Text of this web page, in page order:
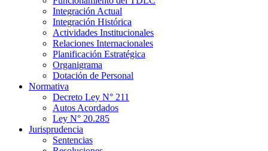
Integración Actual
Integración Histórica
Actividades Institucionales
Relaciones Internacionales
Planificación Estratégica
Organigrama
Dotación de Personal
Normativa
Decreto Ley N° 211
Autos Acordados
Ley N° 20.285
Jurisprudencia
Sentencias